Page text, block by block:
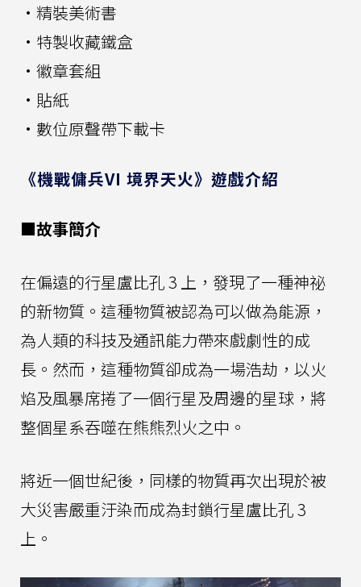
·精裝美術書
·特製收藏鐵盒
·徽章套組
·貼紙
·數位原聲帶下載卡
《機戰傭兵VI 境界天火》遊戲介紹
■故事簡介
在偏遠的行星盧比孔 3 上，發現了一種神祕
的新物質。這種物質被認為可以做為能源，
為人類的科技及通訊能力帶來戲劇性的成
長。然而，這種物質卻成為一場浩劫，以火
焰及風暴席捲了一個行星及周邊的星球，將
整個星系吞噬在熊熊烈火之中。
將近一個世紀後，同樣的物質再次出現於被
大災害嚴重汙染而成為封鎖行星盧比孔 3
上。